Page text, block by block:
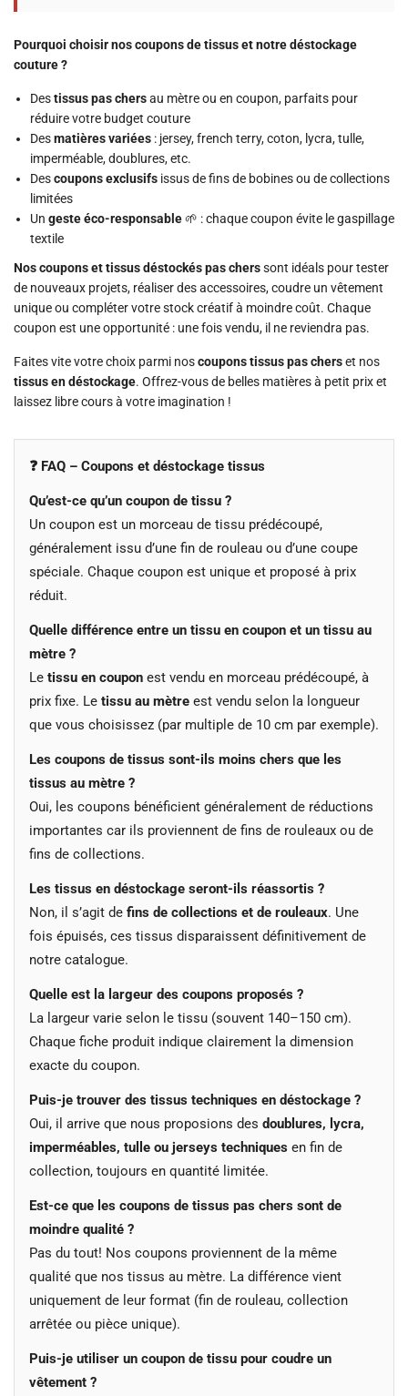
Pourquoi choisir nos coupons de tissus et notre déstockage
couture ?
Destissus pas chersau mètre ou en coupon, parfaits pour
réduire votre budget couture
Desmatières variées : jersey, french terry, coton, lycra, tulle,
imperméable, doublures, etc.
Descoupons exclusifs issus de fins de bobines ou de collections
limitées
Un geste éco-responsable🌱 : chaque coupon évite le gaspillage
textile
Nos coupons et tissus déstockés pas cherssont idéals pour tester
de nouveaux projets, réaliser des accessoires, coudre un vêtement
unique ou compléter votre stock créatif à moindre coût. Chaque
coupon est une opportunité : une fois vendu, il ne reviendra pas.
Faites vite votre choix parmi noscoupons tissus pas cherset nos
tissus en déstockage. Offrez-vous de belles matières à petit prix et
laissez libre cours à votre imagination !
❓ FAQ – Coupons et déstockage tissus
Qu’est-ce qu’un coupon de tissu ?
Un coupon est un morceau de tissu prédécoupé,
généralement issu d’une fin de rouleau ou d’une coupe
spéciale. Chaque coupon est unique et proposé à prix
réduit.
Quelle différence entre un tissu en coupon et un tissu au
mètre ?
Le tissu en coupon est vendu en morceau prédécoupé, à
prix fixe. Le tissu au mètre est vendu selon la longueur
que vous choisissez (par multiple de 10 cm par exemple).
Les coupons de tissus sont-ils moins chers que les
tissus au mètre ?
Oui, les coupons bénéficient généralement de réductions
importantes car ils proviennent de fins de rouleaux ou de
fins de collections.
Les tissus en déstockage seront-ils réassortis ?
Non, il s’agit de fins de collections et de rouleaux. Une
fois épuisés, ces tissus disparaissent définitivement de
notre catalogue.
Quelle est la largeur des coupons proposés ?
La largeur varie selon le tissu (souvent 140–150 cm).
Chaque fiche produit indique clairement la dimension
exacte du coupon.
Puis-je trouver des tissus techniques en déstockage ?
Oui, il arrive que nous proposions des doublures, lycra,
imperméables, tulle ou jerseys techniques en fin de
collection, toujours en quantité limitée.
Est-ce que les coupons de tissus pas chers sont de
moindre qualité ?
Pas du tout! Nos coupons proviennent de la même
qualité que nos tissus au mètre. La différence vient
uniquement de leur format (fin de rouleau, collection
arrêtée ou pièce unique).
Puis-je utiliser un coupon de tissu pour coudre un
vêtement ?